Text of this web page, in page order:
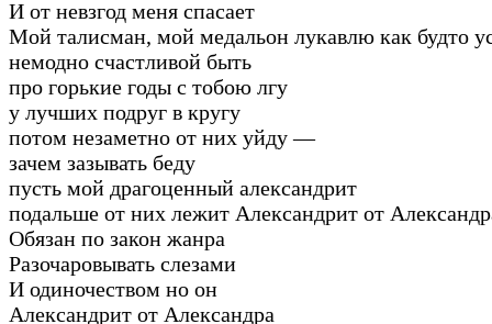
И от невзгод меня спасает
Мой талисман, мой медальон лукавлю как будто
немодно счастливой быть
про горькие годы с тобою лгу
у лучших подруг в кругу
потом незаметно от них уйду —
зачем зазывать беду
пусть мой драгоценный александрит
подальше от них лежит Александрит от
Обязан по закон жанра
Разочаровывать слезами
И одиночеством но он
Александрит от Александра